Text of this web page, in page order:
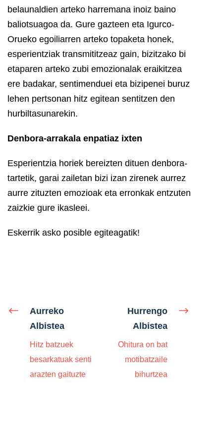
belaunaldien arteko harremana inoiz baino
baliotsuagoa da. Gure gazteen eta Igurco-
Orueko egoiliarren arteko topaketa honek,
esperientziak transmititzeaz gain, bizitzako bi
etaparen arteko zubi emozionalak eraikitzea
ere badakar, sentimenduei eta bizipenei buruz
lehen pertsonan hitz egitean sentitzen den
hurbiltasunarekin.
Denbora-arrakala enpatiaz ixten
Esperientzia horiek bereizten dituen denbora-
tartetik, garai zailetan bizi izan zirenek aurrez
aurre zituzten emozioak eta erronkak entzuten
zaizkie gure ikasleei.
Eskerrik asko posible egiteagatik!
Aurreko
Albistea
Hitz batzuek
besarkatuak senti
arazten gaituzte
Hurrengo
Albistea
Ohitura on bat
motibatzaile
bihurtzea